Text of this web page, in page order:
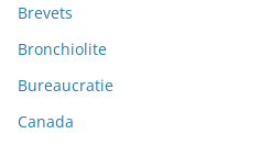
Brevets
Bronchiolite
Bureaucratie
Canada